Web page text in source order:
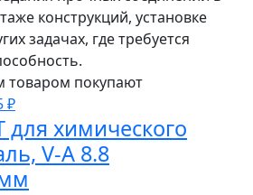
конструкций, установке
задачах, где требуется
товаром покупают
₽
химического
V-A 8.8